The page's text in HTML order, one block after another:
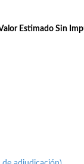
Estimado Sin